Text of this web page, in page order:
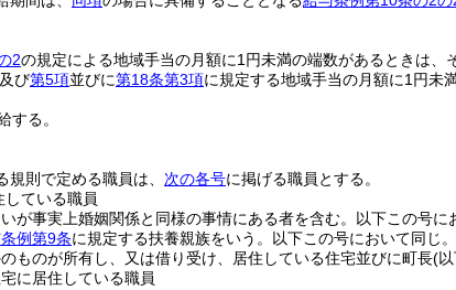
2の規定による地域手当の月額に1円未満の端数があるときは、
及び第5項並びに第18条第3項に規定する地域手当の月額に1円未
する。
規則で定める職員は、 次の各号に掲げる職員とする。
ている職員
が事実上婚姻関係と同様の事情にある者を含む。以下この号に
例第9条に規定する扶養親族をいう。以下この号において同じ
ものが所有し、又は借り受け、居住している住宅並びに町長(
に居住している職員